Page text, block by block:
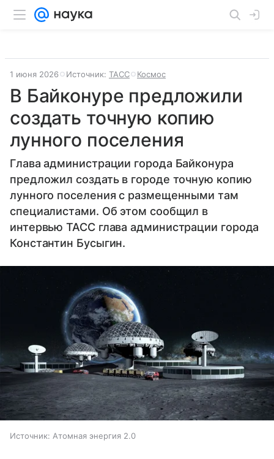
1 июня 2026 Источник: ТАСС Космос
В Байконуре предложили
создать точную копию
лунного поселения
Глава администрации города Байконура
предложил создать в городе точную копию
лунного поселения с размещенными там
специалистами. Об этом сообщил в
интервью ТАСС глава администрации города
Константин Бусыгин.
Источник: Атомная энергия 2.0